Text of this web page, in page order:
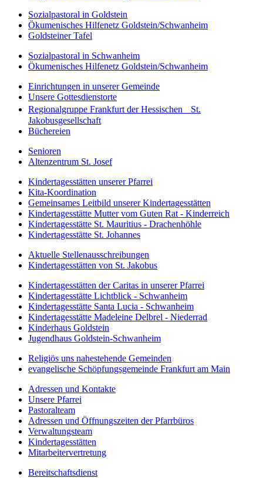
Sozialpastoral in Goldstein
Ökumenisches Hilfenetz Goldstein/Schwanheim
Goldsteiner Tafel
Sozialpastoral in Schwanheim
Ökumenisches Hilfenetz Goldstein/Schwanheim
Einrichtungen in unserer Gemeinde
Unsere Gottesdienstorte
Regionalgruppe Frankfurt der Hessischen St.
Jakobusgesellschaft
Büchereien
Senioren
Altenzentrum St. Josef
Kindertagesstätten unserer Pfarrei
Kita-Koordination
Gemeinsames Leitbild unserer Kindertagesstätten
Kindertagesstätte Mutter vom Guten Rat - Kinderreich
Kindertagesstätte St. Mauritius - Drachenhöhle
Kindertagesstätte St. Johannes
Aktuelle Stellenausschreibungen
Kindertagesstätten von St. Jakobus
Kindertagesstätten der Caritas in unserer Pfarrei
Kindertagesstätte Lichtblick - Schwanheim
Kindertagesstätte Santa Lucia - Schwanheim
Kindertagesstätte Madeleine Delbrel - Niederrad
Kinderhaus Goldstein
Jugendhaus Goldstein-Schwanheim
Religiös uns nahestehende Gemeinden
evangelische Schöpfungsgemeinde Frankfurt am Main
Adressen und Kontakte
Unsere Pfarrei
Pastoralteam
Adressen und Öffnungszeiten der Pfarrbüros
Verwaltungsteam
Kindertagesstätten
Mitarbeitervertretung
Bereitschaftsdienst